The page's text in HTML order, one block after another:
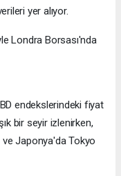
yer alıyor.
Londra Borsası'nda
endekslerindeki fiyat
bir seyir izlenirken,
ve Japonya'da Tokyo